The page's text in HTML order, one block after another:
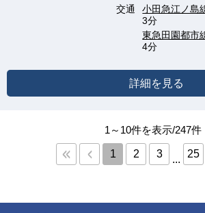
交通 小田急江ノ島
3分
東急田園都市
4分
詳細を見る
1～10件を表示/247件
1 2 3 ... 25